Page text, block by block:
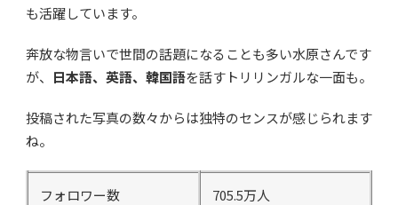
も活躍しています。
奔放な物言いで世間の話題になることも多い水原さんです
が、 日本語、英語、韓国語を話すトリリンガルな一面も。
投稿された写真の数々からは独特のセンスが感じられます
ね。
フォロワー数 705.5万人